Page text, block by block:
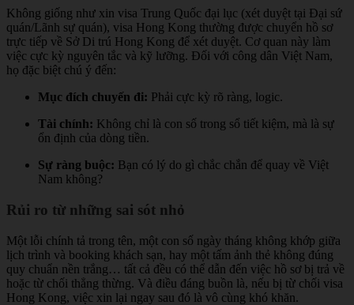
Không giống như xin visa Trung Quốc đại lục (xét duyệt tại Đại sứ
quán/Lãnh sự quán), visa Hong Kong thường được chuyển hồ sơ
trực tiếp về Sở Di trú Hong Kong để xét duyệt. Cơ quan này làm
việc cực kỳ nguyên tắc và kỹ lưỡng. Đối với công dân Việt Nam,
họ đặc biệt chú ý đến:
Mục đích chuyến đi: Phải cực kỳ rõ ràng, logic.
Tài chính: Không chỉ là con số trong sổ tiết kiệm, mà là sự
ổn định của dòng tiền.
Sự ràng buộc: Bạn có lý do gì chắc chắn để quay về Việt
Nam không?
Rủi ro từ những sai sót nhỏ
Một lỗi chính tả trong tên, một con số ngày tháng không khớp giữa
lịch trình và booking khách sạn, hay một tấm ảnh thẻ không đúng
quy chuẩn nền trắng… tất cả đều có thể dẫn đến việc hồ sơ bị trả về
hoặc từ chối thẳng thừng. Và điều đáng buồn là, nếu bị từ chối visa
Hong Kong, việc xin lại ngay sau đó là vô cùng khó khăn.